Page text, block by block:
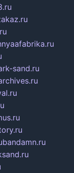
sand.ru
bandamn.ru